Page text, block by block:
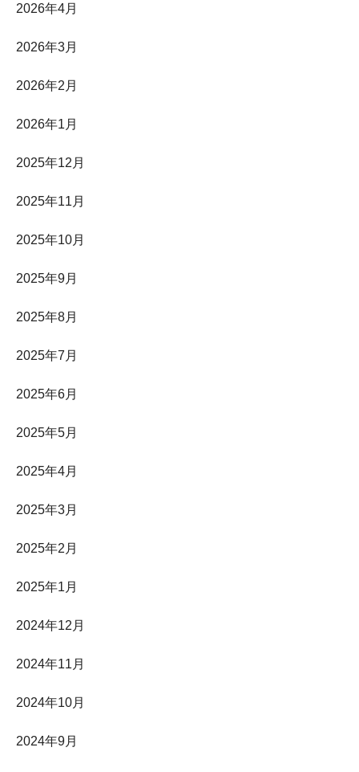
2026年4月
2026年3月
2026年2月
2026年1月
2025年12月
2025年11月
2025年10月
2025年9月
2025年8月
2025年7月
2025年6月
2025年5月
2025年4月
2025年3月
2025年2月
2025年1月
2024年12月
2024年11月
2024年10月
2024年9月